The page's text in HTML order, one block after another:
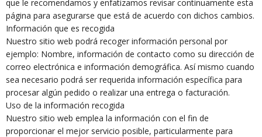
que le recomendamos y enfatizamos revisar continuamente esta
página para asegurarse que está de acuerdo con dichos cambios.
Información que es recogida
Nuestro sitio web podrá recoger información personal por
ejemplo: Nombre, información de contacto como su dirección de
correo electrónica e información demográfica. Así mismo cuando
sea necesario podrá ser requerida información específica para
procesar algún pedido o realizar una entrega o facturación.
Uso de la información recogida
Nuestro sitio web emplea la información con el fin de
proporcionar el mejor servicio posible, particularmente para